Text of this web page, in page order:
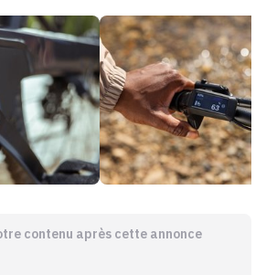
contenu après cette annonce